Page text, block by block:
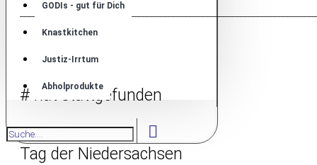
GODIs - gut für Dich
Knastkitchen
Justiz-Irrtum
Abholprodukte
# hat stattgefunden
Tag der Niedersachsen